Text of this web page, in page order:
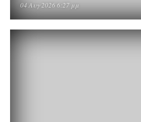
04 Αυγ 2026 6:27 μμ